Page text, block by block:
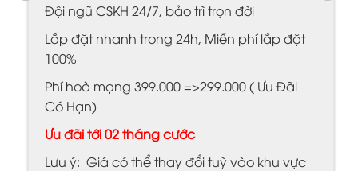
Đội ngũ CSKH 24/7, bảo trì trọn đời
Lắp đặt nhanh trong 24h, Miễn phí lắp đặt
100%
Phí hoà mạng 399.000=>299.000 ( Ưu Đãi
Có Hạn)
Ưu đãi tới 02 tháng cước
Lưu ý: Giá có thể thay đổi tuỳ vào khu vực